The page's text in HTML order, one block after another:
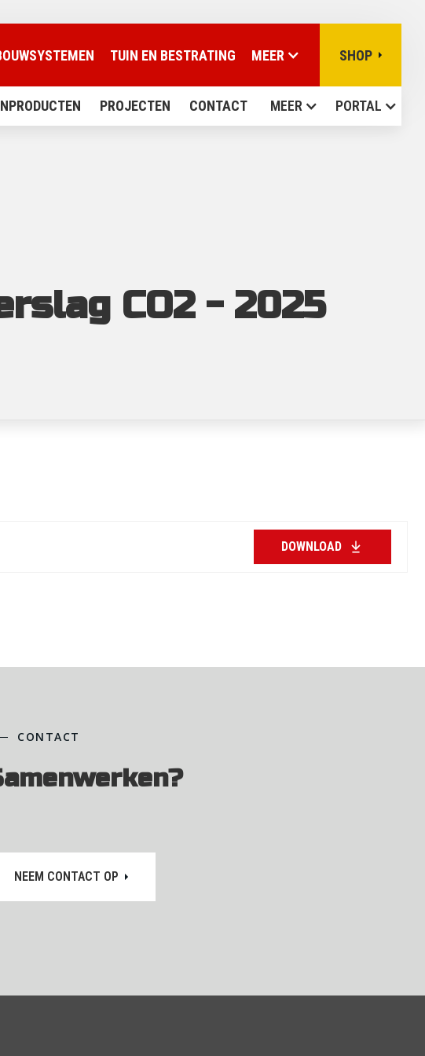
PROJECTEN CONTACT MEER PORTAL
TUIN EN BESTRATING MEER SHOP
CO2 - 2025
DOWNLOAD
CONTACT
NEEM CONTACT OP